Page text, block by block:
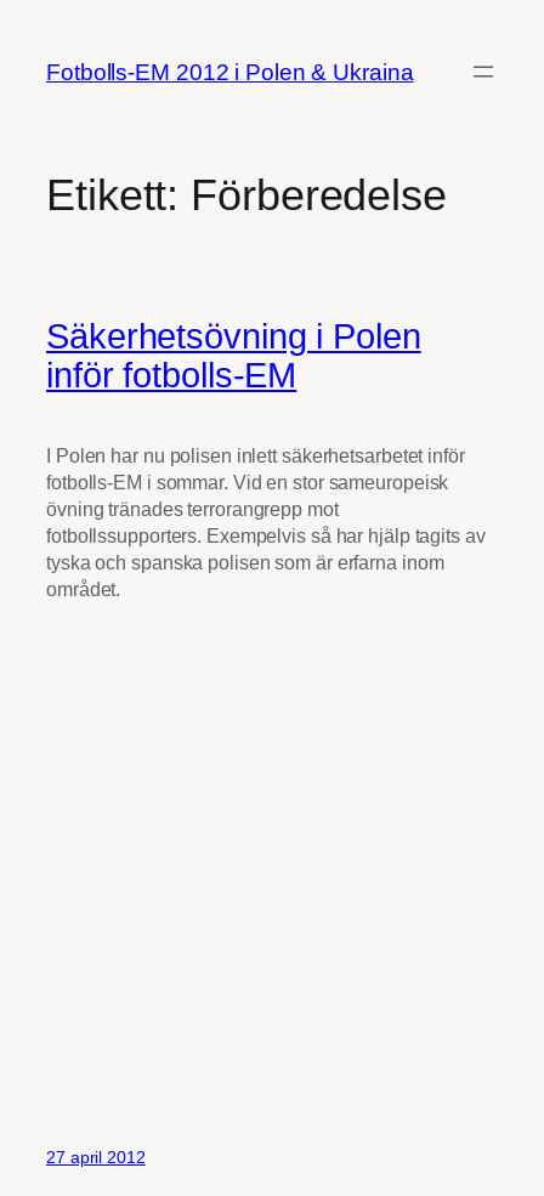
innehåll
Fotbolls-EM 2012 i Polen & Ukraina
Etikett: Förberedelse
Säkerhetsövning i Polen
inför fotbolls-EM
I Polen har nu polisen inlett säkerhetsarbetet inför
fotbolls-EM i sommar. Vid en stor sameuropeisk
övning tränades terrorangrepp mot
fotbollssupporters. Exempelvis så har hjälp tagits av
tyska och spanska polisen som är erfarna inom
området.
27 april 2012